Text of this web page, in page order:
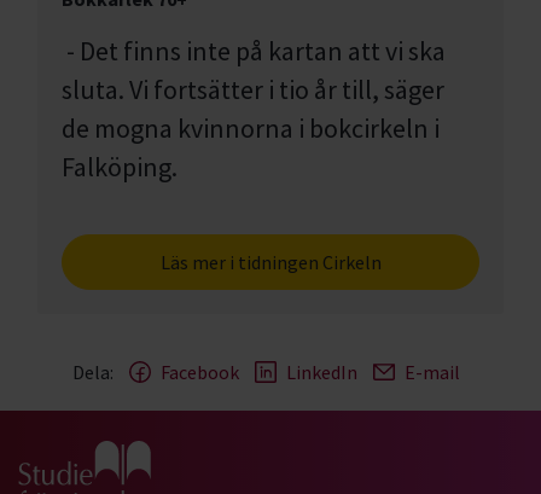
- Det finns inte på kartan att vi ska
sluta. Vi fortsätter i tio år till, säger
de mogna kvinnorna i bokcirkeln i
Falköping.
Läs mer i tidningen Cirkeln
Dela: Facebook LinkedIn E-mail
Gå till studiefrämjandets startsida